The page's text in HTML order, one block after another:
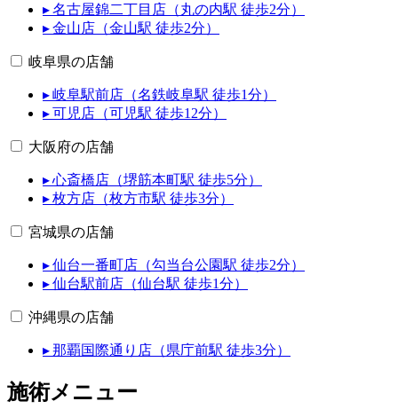
▸ 名古屋錦二丁目店（丸の内駅 徒歩2分）
▸ 金山店（金山駅 徒歩2分）
岐阜県の店舗
▸ 岐阜駅前店（名鉄岐阜駅 徒歩1分）
▸ 可児店（可児駅 徒歩12分）
大阪府の店舗
▸ 心斎橋店（堺筋本町駅 徒歩5分）
▸ 枚方店（枚方市駅 徒歩3分）
宮城県の店舗
▸ 仙台一番町店（勾当台公園駅 徒歩2分）
▸ 仙台駅前店（仙台駅 徒歩1分）
沖縄県の店舗
▸ 那覇国際通り店（県庁前駅 徒歩3分）
施術メニュー